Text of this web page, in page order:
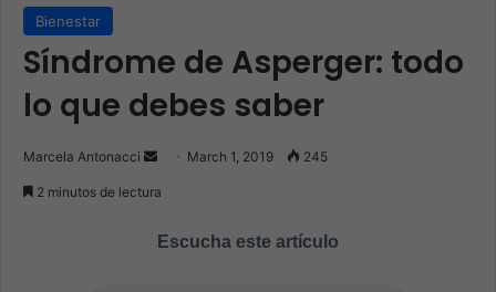
Bienestar
Síndrome de Asperger: todo
lo que debes saber
Marcela Antonacci
d
March 1, 2019 245
2 minutos de lectura
Escucha este artículo